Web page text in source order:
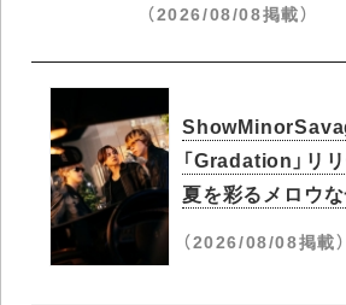
（2026/08/08掲載）
「Gradation」リ
夏を彩るメロウ
（2026/08/08掲載）